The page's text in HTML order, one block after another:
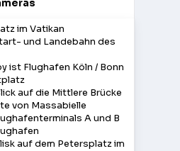
im Vatikan
und Landebahn des
ist Flughafen Köln / Bonn
auf die Mittlere Brücke
von Massabielle
A und B
auf dem Petersplatz im